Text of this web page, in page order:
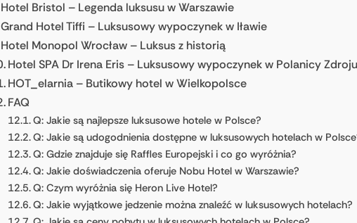
Hotel Bristol – Legenda luksusu w Warszawie
Grand Hotel Tiffi – Luksusowy wypoczynek w Iławie
Hotel Monopol Wrocław – Luksus z historią
Hotel SPA Dr Irena Eris – Luksusowy wypoczynek w Polanicy Zdroju
HOT_elarnia – Butikowy hotel w Wielkopolsce
FAQ
Q: Jakie są najlepsze luksusowe hotele w Polsce?
Q: Jakie są udogodnienia dostępne w luksusowych hotelach w
Q: Gdzie znajduje się Raffles Europejski i co go wyróżnia?
Q: Jakie doświadczenia oferuje Nobu Hotel w Warszawie?
Q: Czym wyróżnia się Heron Live Hotel?
Q: Jakie wyjątkowe jedzenie można znaleźć w luksusowych hotelach?